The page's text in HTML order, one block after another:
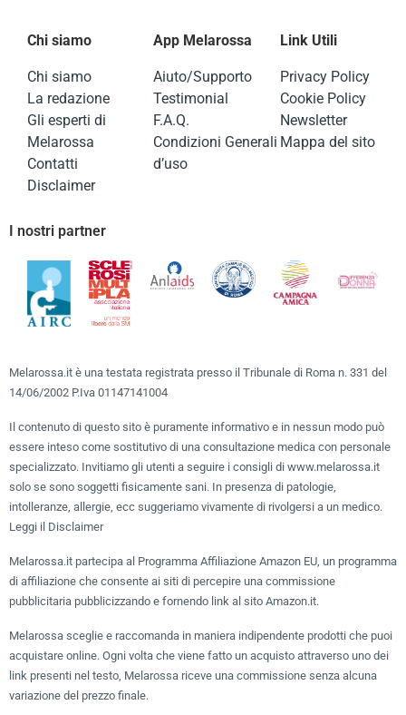
Chi siamo
Chi siamo
La redazione
Gli esperti di
Melarossa
Contatti
Disclaimer
App Melarossa
Aiuto/Supporto
Testimonial
F.A.Q.
Condizioni Generali
d’uso
Link Utili
Privacy Policy
Cookie Policy
Newsletter
Mappa del sito
I nostri partner
Melarossa.it è una testata registrata presso il Tribunale di Roma n. 331 del
14/06/2002 P.Iva 01147141004
Il contenuto di questo sito è puramente informativo e in nessun modo può
essere inteso come sostitutivo di una consultazione medica con personale
specializzato. Invitiamo gli utenti a seguire i consigli di www.melarossa.it
solo se sono soggetti fisicamente sani. In presenza di patologie,
intolleranze, allergie, ecc suggeriamo vivamente di rivolgersi a un medico.
Leggi il Disclaimer
Melarossa.it partecipa al Programma Affiliazione Amazon EU, un programma
di affiliazione che consente ai siti di percepire una commissione
pubblicitaria pubblicizzando e fornendo link al sito Amazon.it.
Melarossa sceglie e raccomanda in maniera indipendente prodotti che puoi
acquistare online. Ogni volta che viene fatto un acquisto attraverso uno dei
link presenti nel testo, Melarossa riceve una commissione senza alcuna
variazione del prezzo finale.